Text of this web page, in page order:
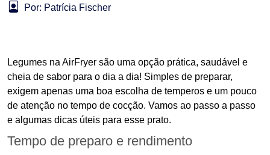
Por: Patrícia Fischer
Legumes na AirFryer são uma opção prática, saudável e
cheia de sabor para o dia a dia! Simples de preparar,
exigem apenas uma boa escolha de temperos e um pouco
de atenção no tempo de cocção. Vamos ao passo a passo
e algumas dicas úteis para esse prato.
Tempo de preparo e rendimento